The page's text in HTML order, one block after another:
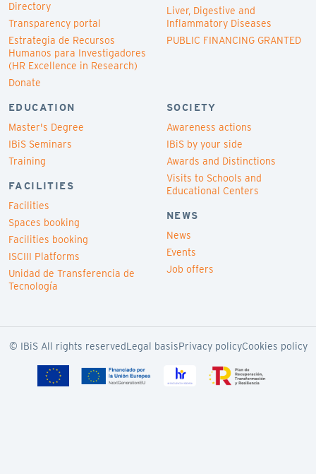
Directory
Transparency portal
Estrategia de Recursos
Humanos para Investigadores
(HR Excellence in Research)
Donate
Liver, Digestive and
Inflammatory Diseases
PUBLIC FINANCING GRANTED
EDUCATION
Master's Degree
IBiS Seminars
Training
FACILITIES
Facilities
Spaces booking
Facilities booking
ISCIII Platforms
Unidad de Transferencia de
Tecnología
SOCIETY
Awareness actions
IBiS by your side
Awards and Distinctions
Visits to Schools and
Educational Centers
NEWS
News
Events
Job offers
© IBiS All rights reservedLegal basisPrivacy policyCookies policy